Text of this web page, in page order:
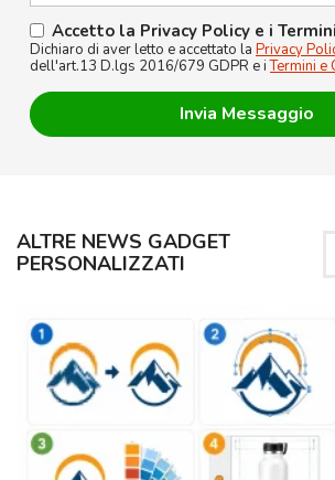
Accetto la Privacy Policy e i
Dichiaro di aver letto e accettato la Privacy
dell'art.13 D.lgs 2016/679 GDPR e iTermini e
ALTRE NEWS GADGET
PERSONALIZZATI